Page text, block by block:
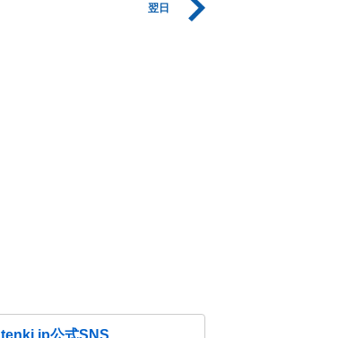
翌日
tenki.jp公式SNS